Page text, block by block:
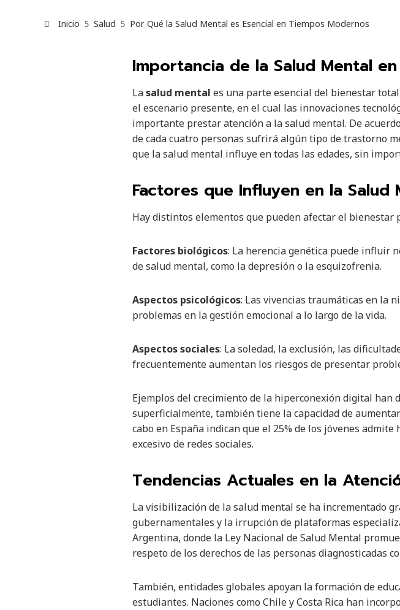
Inicio Salud Por Qué la Salud Mental es Esencial en Tiempos Modernos
Importancia de la Salud Mental
Lasalud mental es una parte esencial del bienestar
el escenario presente, en el cual las innovaciones
importante prestar atención a la salud mental. De
de cada cuatro personas sufrirá algún tipo de trastorno
que la salud mental influye en todas las edades, sin
Factores que Influyen en la Salud
Hay distintos elementos que pueden afectar el bienestar
Factores biológicos: La herencia genética puede influir
de salud mental, como la depresión o la esquizofrenia.
Aspectos psicológicos: Las vivencias traumáticas en la
problemas en la gestión emocional a lo largo de la vida.
Aspectos sociales: La soledad, la exclusión, las
frecuentemente aumentan los riesgos de presentar
Ejemplos del crecimiento de la hiperconexión digital han
superficialmente, también tiene la capacidad de
cabo en España indican que el 25% de los jóvenes
excesivo de redes sociales.
Tendencias Actuales en la
La visibilización de la salud mental se ha incrementado
gubernamentales y la irrupción de plataformas
Argentina, donde la Ley Nacional de Salud Mental
respeto de los derechos de las personas diagnosticadas
También, entidades globales apoyan la formación de
estudiantes. Naciones como Chile y Costa Rica han